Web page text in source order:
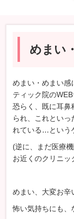
めまい
めまい・めまい感
ティック院の
恐らく、既に耳鼻
られ、これといっ
れている…という
(逆に、まだ医療
お近くのクリニッ
めまい、大変お辛
怖い気持ちにも、